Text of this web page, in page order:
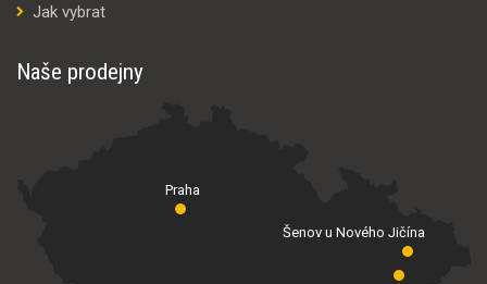
Jak vybrat
Naše prodejny
Praha
Šenov u Nového Jičína